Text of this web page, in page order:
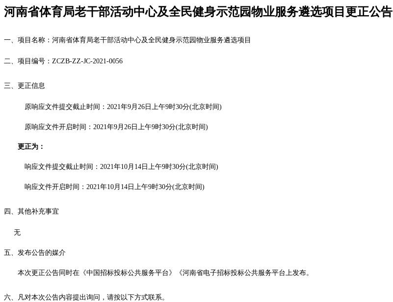
河南省体育局老干部活动中心及全民健身示范园物业服务遴选项目更正公告
一、 项目名称：河南省体育局老干部活动中心及全民健身示范园物业服务遴选项目
二、 项目编号： ZCZB-ZZ-JC-2021-0056
三、更正信息
原响应文件提交截止时间： 2021年9月 26 日 上午9时30分(北京时间)
原响应文件开启时间 ： 2021年9月26日上午9时30分(北京时间)
更正为：
响应文件提交截止时间： 2021年10月 14 日 上午9时30分(北京时间)
响应文件开启时间： 2021年10月 14 日 上午9时30分(北京时间)
四 、其他补充事宜
无
五、 发布公告的媒介
本次更正公告同时在 《中国招标投标公共服务平台》《河南省电子招标投标公共服务平台上发布。
六、凡对本次公告内容提出询问，请按以下方式联系。